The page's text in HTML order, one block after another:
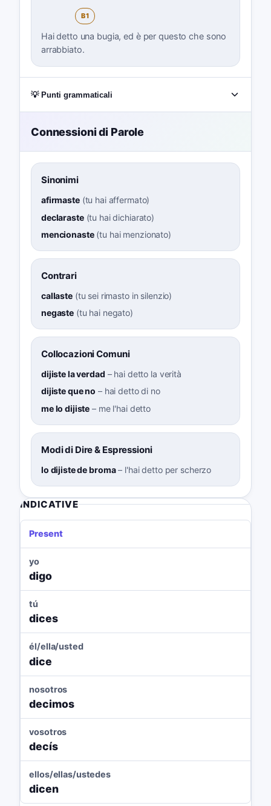
B1
Hai detto una bugia, ed è per questo che sono
arrabbiato.
💡 Punti grammaticali
Connessioni di Parole
Sinonimi
afirmaste(tu hai affermato)
declaraste(tu hai dichiarato)
mencionaste(tu hai menzionato)
Contrari
callaste(tu sei rimasto in silenzio)
negaste (tu hai negato)
Collocazioni Comuni
dijiste la verdad – hai detto la verità
dijiste que no – hai detto di no
me lo dijiste – me l'hai detto
Modi di Dire & Espressioni
lo dijiste de broma– l'hai detto per scherzo
INDICATIVE
Present
yo
digo
tú
dices
él/ella/usted
dice
nosotros
decimos
vosotros
decís
ellos/ellas/ustedes
dicen